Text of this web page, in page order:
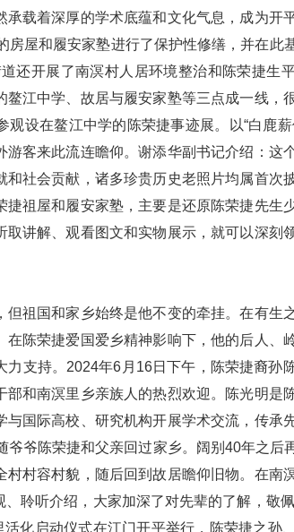
载着深厚的学术底蕴和文化气息，成为开
屋和履安家塾进行了保护性修缮，并在此
还开展了南溟村人居环境整治和陈荣捷生
江中学、故居与履安家塾等三点成一线，
设在鳌江中学的陈荣捷事迹展。以“白鹿
客来此流连瞻仰。谢添华副书记介绍：这
社会贡献，诸多珍贵历史老照片均属首次
祖屋和履安家塾，主要是还原陈荣捷先生
讲解、观看图文和实物展示，就可以深刻
祖国和家乡始终是他不变的牵挂。在有生
陈荣捷爱国爱乡精神影响下，他的后人、
支持。2024年6月16日下午，陈荣捷裔孙
和南溟里乡亲族人的热烈欢迎。陈光明是
国际高校、研究机构开展学术交流，传承
爷陈荣捷和父亲回过家乡。阔别40年之后
村容村貌，随后回到故居瞻仰旧物。在南
聆听介绍，大家加深了对先辈的了解，敬
化启动仪式在江门开平举行，陈荣捷之孙